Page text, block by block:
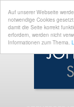
Auf unserer Webseite
notwendige Cookies
damit die Seite korrekt
erfordern, werden nicht
Informationen zum Thema.